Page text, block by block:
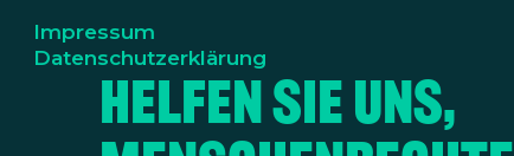
Impressum
Datenschutzerklärung
Helfen Sie uns,